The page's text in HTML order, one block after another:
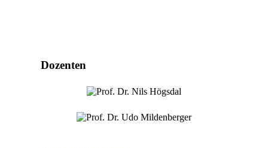
Dozenten